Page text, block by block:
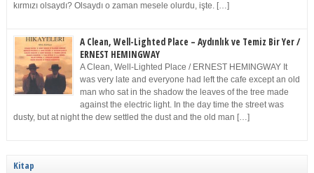
kırmızı olsaydı? Olsaydı o zaman mesele olurdu, işte. […]
A Clean, Well-Lighted Place – Aydınlık ve Temiz Bir Yer /
ERNEST HEMINGWAY
A Clean, Well-Lighted Place / ERNEST HEMINGWAY It
was very late and everyone had left the cafe except an old
man who sat in the shadow the leaves of the tree made
against the electric light. In the day time the street was
dusty, but at night the dew settled the dust and the old man […]
Kitap